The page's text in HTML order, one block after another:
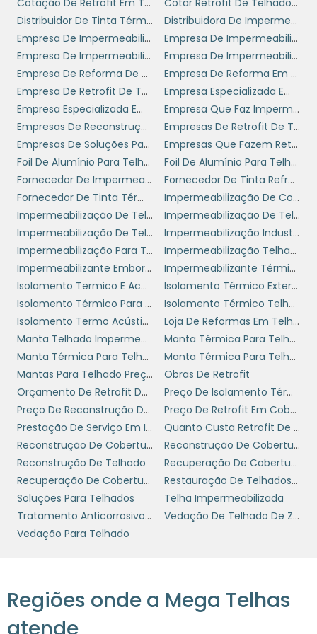
eficácia do sistema. Por fim, um período de
cura é requerido antes de emancipar a área
para uso normal, sendo importante respeitar
esse tempo para que o sistema atinja suas
propriedades máximas de impermeabilidade.
THUMBS UP PARA A
ESCOLHA DO FORNECEDOR
CERTO
Escolher um fornecedor de qualidade para a
impermeabilização industrialé tão
importante quanto o próprio processo de
impermeabilização. Um bom fornecedor não
apenas oferece produtos de alta qualidade,
mas também fornece suporte técnico e
orientações durante toda a execução do
serviço. É vital buscar referências, verificar a
reputação da empresa no mercado e
dialogar para entender quais soluções seriam
mais adequadas às suas necessidades.
Além disso, um fornecedor confiável deve
fornecer garantias sobre os produtos e
serviços oferecidos, demonstrando
compromisso com a qualidade e a satisfação
do cliente. A relação de confiança
estabelecida entre sua empresa e o
fornecedor é fundamental para o sucesso de
qualquer projeto de impermeabilização,
impactando diretamente na proteção de
ORÇAMENTO
Cotação De Retrofit Em Telhado
Cotar Retrofit De Telhados Em Sp
Distribuidor De Tinta Térmica Para Telhado
Distribuidora De Impermeabilizante
Empresa De Impermeabilização
Empresa De Impermeabilização De Lajes Expostas
Empresa De Impermeabilização De Telhados
Empresa De Impermeabilização De Terraços
Empresa De Reforma De Coberturas Sp
Empresa De Reforma Em Telhados
Empresa De Retrofit De Telhados
Empresa Especializada Em Impermeabilização
Empresa Especializada Em Manutenção De Telhados
Empresa Que Faz Impermeabilização
Empresas De Reconstrução De Telhados
Empresas De Retrofit De Telhados Sp
Empresas De Soluções Para Telhados
Empresas Que Fazem Retrofit De Telhado
Foil De Alumínio Para Telhado
Foil De Alumínio Para Telhado Preço
Fornecedor De Impermeabilizante
Fornecedor De Tinta Refratária
Fornecedor De Tinta Térmica Para Telhado
Impermeabilização De Coberturas
Impermeabilização De Telhado
Impermeabilização De Telhado Com Manta
Impermeabilização De Telhado De Zinco
Impermeabilização Industrial
Impermeabilização Para Telhado
Impermeabilização Telhado Preço
Impermeabilizante Emborrachado Para Telhado
Impermeabilizante Térmico
Isolamento Termico E Acustico
Isolamento Térmico Externo Para Telhado
Isolamento Térmico Para Telhado
Isolamento Térmico Telhado Tinta
Isolamento Termo Acústico
Loja De Reformas Em Telhados
Manta Telhado Impermeabilizante
Manta Térmica Para Telhado
Manta Térmica Para Telhado Preço
Manta Térmica Para Telhado Ribeirão Preto
Mantas Para Telhado Preços
Obras De Retrofit
Orçamento De Retrofit De Cobertura
Preço De Isolamento Térmico
Preço De Reconstrução De Telhados
Preço De Retrofit Em Cobertura Industrial
Prestação De Serviço Em Impermeabilização
Quanto Custa Retrofit De Telhados
Reconstrução De Coberturas
Reconstrução De Coberturas Empresas
Reconstrução De Telhado
Recuperação De Cobertura Metálica
Recuperação De Coberturas
Restauração De Telhados Industrial
Soluções Para Telhados
Telha Impermeabilizada
Tratamento Anticorrosivo Em Telhado
Vedação De Telhado De Zinco
Vedação Para Telhado
Regiões onde a Mega Telhas